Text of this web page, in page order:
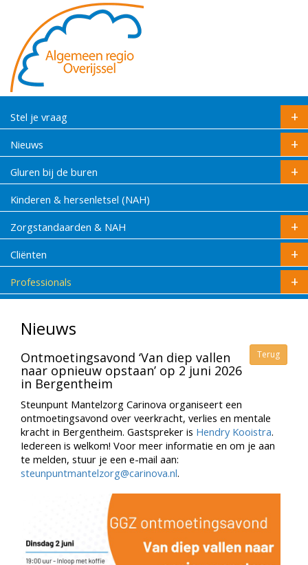
Stel je vraag
Nieuws
Gluren bij de buren
Kinderen & hersenletsel (NAH)
Zorgstandaarden & NAH
Cliënten
Professionals
Nieuws
Terug
Ontmoetingsavond ‘Van diep vallen
naar opnieuw opstaan’ op 2 juni 2026
in Bergentheim
Steunpunt Mantelzorg Carinova organiseert een
ontmoetingsavond over veerkracht, verlies en mentale
kracht in Bergentheim. Gastspreker is Hendry Kooistra.
Iedereen is welkom! Voor meer informatie en om je aan
te melden, stuur je een e-mail aan:
steunpuntmantelzorg@carinova.nl.